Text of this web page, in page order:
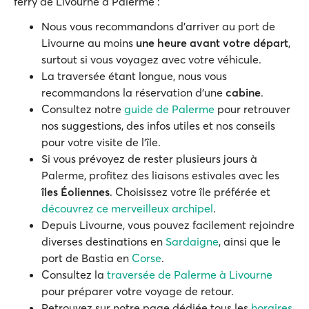
Nous vous recommandons d'arriver au port de
Livourne au moins une heure avant votre départ,
surtout si vous voyagez avec votre véhicule.
La traversée étant longue, nous vous
recommandons la réservation d’une cabine.
Consultez notre guide de Palerme pour retrouver
nos suggestions, des infos utiles et nos conseils
pour votre visite de l'île.
Si vous prévoyez de rester plusieurs jours à
Palerme, profitez des liaisons estivales avec les
îles Éoliennes. Choisissez votre île préférée et
découvrez ce merveilleux archipel.
Depuis Livourne, vous pouvez facilement rejoindre
diverses destinations en Sardaigne, ainsi que le
port de Bastia en Corse.
Consultez la traversée de Palerme à Livourne
pour préparer votre voyage de retour.